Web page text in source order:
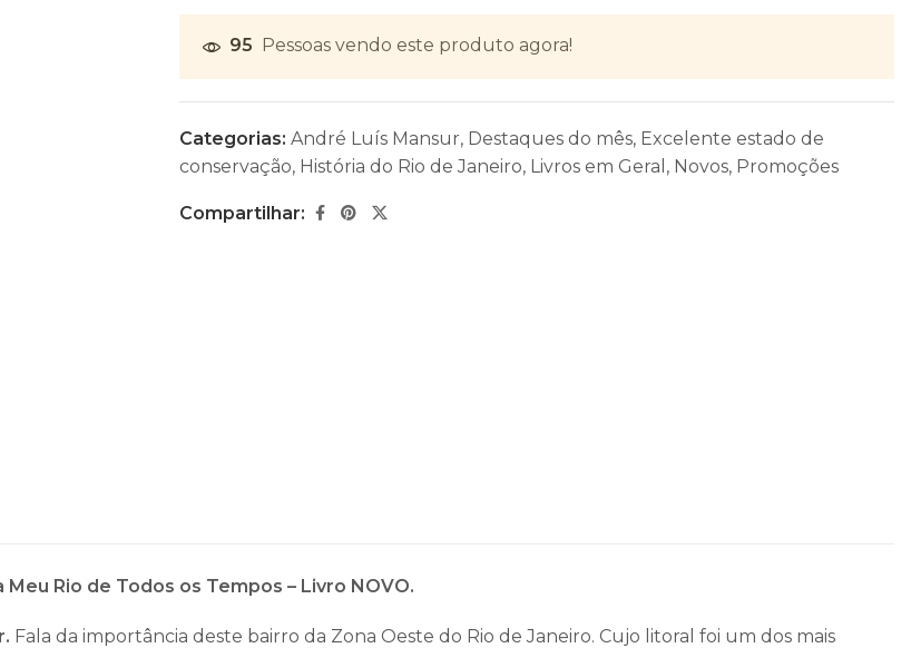
95 Pessoas vendo este produto agora!
Categorias: André Luís Mansur, Destaques do mês, Excelente estado de
conservação, História do Rio de Janeiro, Livros em Geral , Novos, Promoções
Compartilhar:
Rio de Todos os Tempos – Livro NOVO.
Fala da importância deste bairro da Zona Oeste do Rio de Janeiro. Cujo litoral foi um dos mais